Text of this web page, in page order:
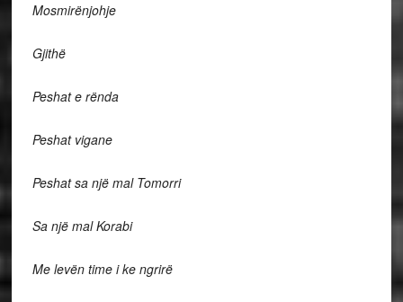
Mosmirënjohje
Gjithë
Peshat e rënda
Peshat vigane
Peshat sa një mal Tomorri
Sa një mal Korabi
Me levën time i ke ngrirë